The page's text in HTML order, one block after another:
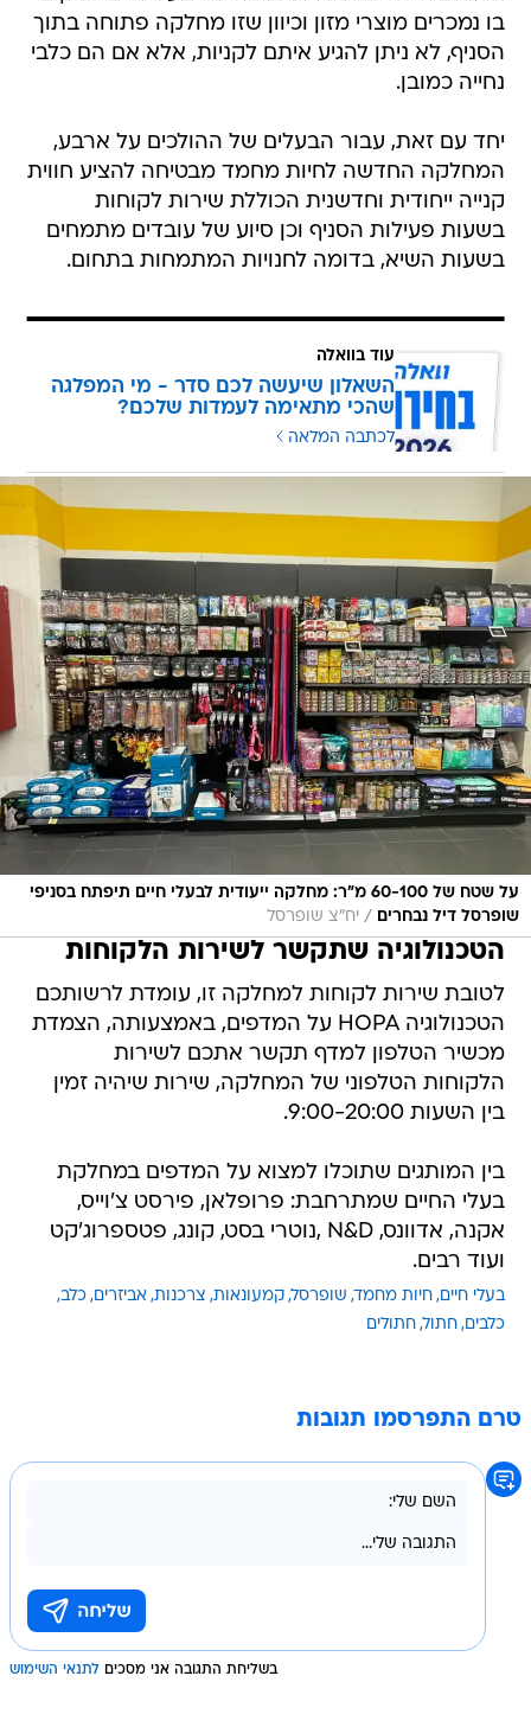
בו נמכרים מוצרי מזון וכיוון שזו מחלקה פתוחה בתוך
הסניף, לא ניתן להגיע איתם לקניות, אלא אם הם כלבי
נחייה כמובן.
יחד עם זאת, עבור הבעלים של ההולכים על ארבע,
המחלקה החדשה לחיות מחמד מבטיחה להציע חווית
קנייה ייחודית וחדשנית הכוללת שירות לקוחות
בשעות פעילות הסניף וכן סיוע של עובדים מתמחים
בשעות השיא, בדומה לחנויות המתמחות בתחום.
עוד בוואלה
השאלון שיעשה לכם סדר - מי המפלגה
שהכי מתאימה לעמדות שלכם?
לכתבה המלאה
על שטח של 60-100 מ"ר: מחלקה ייעודית לבעלי חיים תיפתח בסניפי
שופרסל דיל נבחרים
/ יח"צ שופרסל
הטכנולוגיה שתקשר לשירות הלקוחות
לטובת שירות לקוחות למחלקה זו, עומדת לרשותכם
הטכנולוגיה HOPA על המדפים, באמצעותה, הצמדת
מכשיר הטלפון למדף תקשר אתכם לשירות
הלקוחות הטלפוני של המחלקה, שירות שיהיה זמין
בין השעות 9:00-20:00.
בין המותגים שתוכלו למצוא על המדפים במחלקת
בעלי החיים שמתרחבת: פרופלאן, פירסט צ'וייס,
אקנה, אדוונס, N&D ,נוטרי בסט, קונג, פטספרוג'קט
ועוד רבים.
בעלי חיים חיות מחמד שופרסל קמעונאות צרכנות אביזרים כלב
כלבים חתול חתולים
טרם התפרסמו תגובות
בשליחת התגובה אני מסכים לתנאי השימוש